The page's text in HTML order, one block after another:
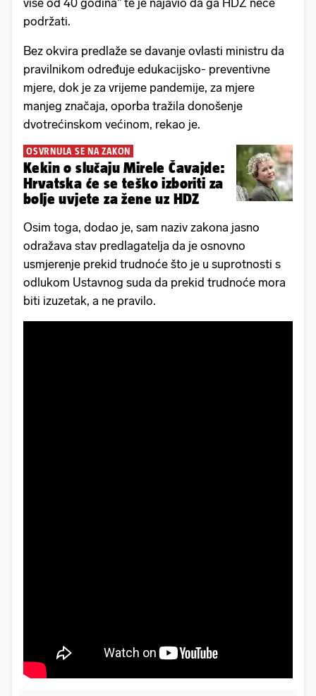
više od 40 godina" te je najavio da ga HDZ neće
podržati.
Bez okvira predlaže se davanje ovlasti ministru da
pravilnikom određuje edukacijsko- preventivne
mjere, dok je za vrijeme pandemije, za mjere
manjeg značaja, oporba tražila donošenje
dvotrećinskom većinom, rekao je.
OSVRNULA SE NA ZAKON
Kekin o slučaju Mirele Čavajde:
Hrvatska će se teško izboriti za
bolje uvjete za žene uz HDZ
Osim toga, dodao je, sam naziv zakona jasno
odražava stav predlagatelja da je osnovno
usmjerenje prekid trudnoće što je u suprotnosti s
odlukom Ustavnog suda da prekid trudnoće mora
biti izuzetak, a ne pravilo.